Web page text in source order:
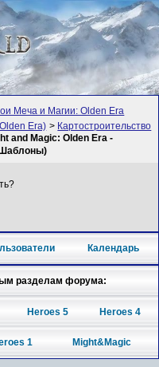
Меча и Магии: Olden Era
Era) > Картостроительство
and Magic: Olden Era -
Шаблоны)
Календарь
разделам форума:
Heroes 5 Heroes 4
1 Might&Magic